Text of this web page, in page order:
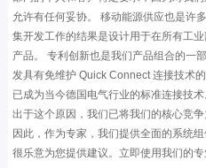
允许有任何妥协。 移动能源供应也是许
集开发工作的结果是设计用于在所有工
产品。 专利创新也是我们产品组合的一
发具有免维护 Quick Connect 连接技术
已成为当今德国电气行业的标准连接技
出于这个原因，我们已将我们的核心竞
因此，作为专家，我们提供全面的系统
很乐意为您提供建议。立即使用我们的